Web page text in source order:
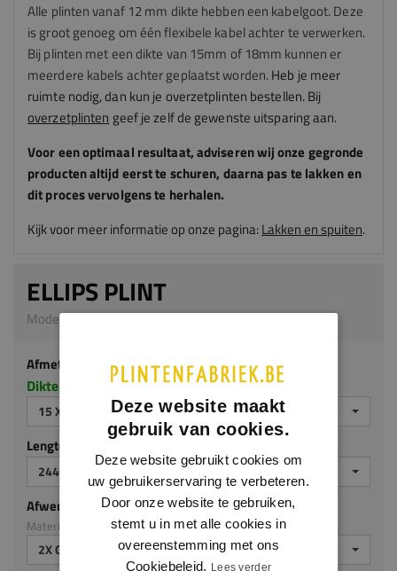
Alle plinten vanaf 12 mm dikte hebben een kabelgoot. Deze
is groot genoeg om één flexibele kabel achter te verwerken.
Bij plinten met een dikte van 15mm of 18mm kunnen er
meerdere kabels achter geplaatst worden.Heb je meer
ruimte nodig, dan kun je overzetplinten bestellen. Bij
overzetplinten geef je zelf de gewenste uitsparing aan.
Voor een optimaal resultaat, adviserenwijonze gegronde
producten altijd eerst te schuren, daarna pas te lakken en
dit proces vervolgens te herhalen.
Kijk voor meer informatie op onze pagina:Lakken en spuiten.
ELLIPS PLINT
Model 0107 | 15 x 100 mm | MDF v313
Afmeting
Dikte x hoogte in millimeters
15 X 100 MM
Lengte (mm)
2440 MM
Afwerking
Materiaal: MDF v313
2X GEGROND
Deze website maakt
gebruik van cookies.
Deze website gebruikt cookies om
uw gebruikerservaring te verbeteren.
Door onze website te gebruiken,
stemt u in met alle cookies in
overeenstemming met ons
Cookiebeleid. Lees verder